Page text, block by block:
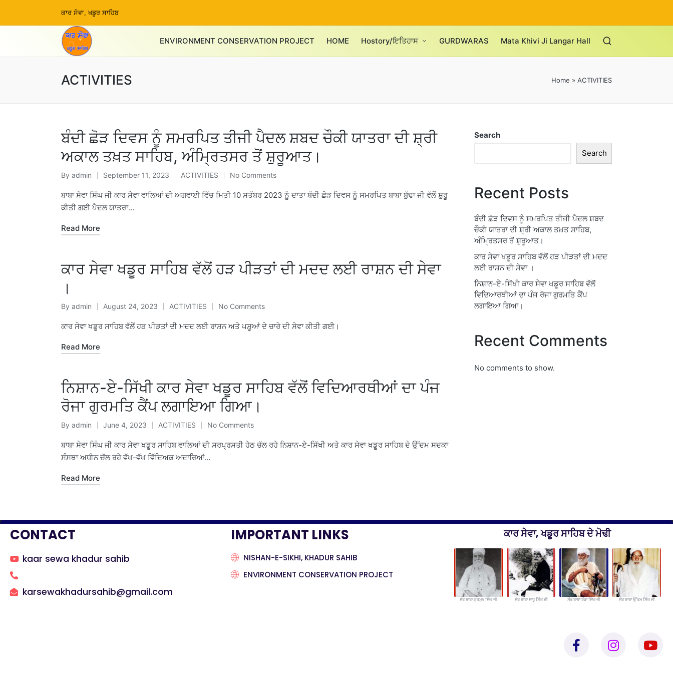
ਕਾਰ ਸੇਵਾ, ਖਡੂਰ ਸਾਹਿਬ
ENVIRONMENT CONSERVATION PROJECT HOME Hostory/ਇਤਿਹਾਸ GURDWARAS Mata Khivi Ji Langar Hall
ACTIVITIES Home » ACTIVITIES
ਬੰਦੀ ਛੋੜ ਦਿਵਸ ਨੂੰ ਸਮਰਪਿਤ ਤੀਜੀ ਪੈਦਲ ਸ਼ਬਦ ਚੌਕੀ ਯਾਤਰਾ ਦੀ ਸ਼੍ਰੀ
ਅਕਾਲ ਤਖ਼ਤ ਸਾਹਿਬ, ਅੰਮ੍ਰਿਤਸਰ ਤੋਂ ਸ਼ੁਰੂਆਤ।
By admin September 11, 2023 ACTIVITIES No Comments
ਬਾਬਾ ਸੇਵਾ ਸਿੰਘ ਜੀ ਕਾਰ ਸੇਵਾ ਵਾਲਿਆਂ ਦੀ ਅਗਵਾਈ ਵਿੱਚ ਮਿਤੀ 10 ਸਤੰਬਰ 2023 ਨੂੰ ਦਾਤਾ ਬੰਦੀ ਛੋੜ ਦਿਵਸ ਨੂੰ ਸਮਰਪਿਤ ਬਾਬਾ ਬੁੱਢਾ ਜੀ ਵੱਲੋਂ ਸ਼ੁਰੂ
ਕੀਤੀ ਗਈ ਪੈਦਲ ਯਾਤਰਾ…
Read More
ਕਾਰ ਸੇਵਾ ਖਡੂਰ ਸਾਹਿਬ ਵੱਲੋਂ ਹੜ ਪੀੜਤਾਂ ਦੀ ਮਦਦ ਲਈ ਰਾਸ਼ਨ ਦੀ ਸੇਵਾ
।
By admin August 24, 2023 ACTIVITIES No Comments
ਕਾਰ ਸੇਵਾ ਖਡੂਰ ਸਾਹਿਬ ਵੱਲੋਂ ਹੜ ਪੀੜਤਾਂ ਦੀ ਮਦਦ ਲਈ ਰਾਸ਼ਨ ਅਤੇ ਪਸ਼ੂਆਂ ਦੇ ਚਾਰੇ ਦੀ ਸੇਵਾ ਕੀਤੀ ਗਈ।
Read More
ਨਿਸ਼ਾਨ-ਏ-ਸਿੱਖੀ ਕਾਰ ਸੇਵਾ ਖਡੂਰ ਸਾਹਿਬ ਵੱਲੋਂ ਵਿਦਿਆਰਥੀਆਂ ਦਾ ਪੰਜ
ਰੋਜਾ ਗੁਰਮਤਿ ਕੈਂਪ ਲਗਾਇਆ ਗਿਆ।
By admin June 4, 2023 ACTIVITIES No Comments
ਬਾਬਾ ਸੇਵਾ ਸਿੰਘ ਜੀ ਕਾਰ ਸੇਵਾ ਖਡੂਰ ਸਾਹਿਬ ਵਾਲਿਆਂ ਦੀ ਸਰਪ੍ਰਸਤੀ ਹੇਠ ਚੱਲ ਰਹੇ ਨਿਸ਼ਾਨ-ਏ-ਸਿੱਖੀ ਅਤੇ ਕਾਰ ਸੇਵਾ ਖਡੂਰ ਸਾਹਿਬ ਦੇ ਉੱਦਮ ਸਦਕਾ
ਸੰਸਥਾ ਅਧੀਨ ਚੱਲ ਰਹੇ ਵੱਖ-ਵੱਖ ਵਿੱਦਿਅਕ ਅਦਾਰਿਆਂ…
Read More
Search
Search
Recent Posts
ਬੰਦੀ ਛੋੜ ਦਿਵਸ ਨੂੰ ਸਮਰਪਿਤ ਤੀਜੀ ਪੈਦਲ ਸ਼ਬਦ
ਚੌਕੀ ਯਾਤਰਾ ਦੀ ਸ਼੍ਰੀ ਅਕਾਲ ਤਖ਼ਤ ਸਾਹਿਬ,
ਅੰਮ੍ਰਿਤਸਰ ਤੋਂ ਸ਼ੁਰੂਆਤ।
ਕਾਰ ਸੇਵਾ ਖਡੂਰ ਸਾਹਿਬ ਵੱਲੋਂ ਹੜ ਪੀੜਤਾਂ ਦੀ ਮਦਦ
ਲਈ ਰਾਸ਼ਨ ਦੀ ਸੇਵਾ ।
ਨਿਸ਼ਾਨ-ਏ-ਸਿੱਖੀ ਕਾਰ ਸੇਵਾ ਖਡੂਰ ਸਾਹਿਬ ਵੱਲੋਂ
ਵਿਦਿਆਰਥੀਆਂ ਦਾ ਪੰਜ ਰੋਜਾ ਗੁਰਮਤਿ ਕੈਂਪ
ਲਗਾਇਆ ਗਿਆ।
Recent Comments
No comments to show.
CONTACT
kaar sewa khadur sahib
karsewakhadursahib@gmail.com
IMPORTANT LINKS
NISHAN-E-SIKHI, KHADUR SAHIB
ENVIRONMENT CONSERVATION PROJECT
ਕਾਰ ਸੇਵਾ, ਖਡੂਰ ਸਾਹਿਬ ਦੇ ਮੋਢੀ
ਸੰਤ ਬਾਬਾ ਗੁਰਮੁਖ ਸਿੰਘ ਜੀ ਸੰਤ ਬਾਬਾ ਸਾਧੂ ਸਿੰਘ ਜੀ ਸੰਤ ਬਾਬਾ ਝੰਡਾ ਸਿੰਘ ਜੀ ਸੰਤ ਬਾਬਾ ਉੱਤਮ ਸਿੰਘ ਜੀ